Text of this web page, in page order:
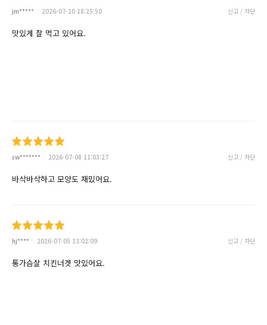
jm***** 2026-07-10 18:25:50 신고 / 차단
맛있게 잘 먹고 있어요.
sw******* 2026-07-08 11:03:27 신고 / 차단
바삭바삭하고 모양도 재밌어요.
hj**** 2026-07-05 13:02:09 신고 / 차단
통가슴살 치킨너겟 맛있어요.